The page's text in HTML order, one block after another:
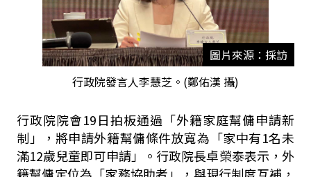
圖片來源：採訪
行政院發言人李慧芝。(鄭佑漢 攝)
行政院院會19日拍板通過「外籍家庭幫傭申請新
制」，將申請外籍幫傭條件放寬為「家中有1名未
滿12歲兒童即可申請」。行政院長卓榮泰表示，外
籍幫傭定位為「家務協助者」，與現行制度互補，